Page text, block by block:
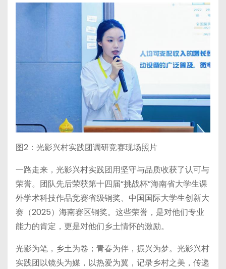
图2：光影兴村实践团调研竞赛现场照片
一路走来，光影兴村实践团用坚守与品质收获了认可与
荣誉。团队先后荣获第十四届“挑战杯”海南省大学生课
外学术科技作品竞赛省级铜奖、中国国际大学生创新大
赛（2025）海南赛区铜奖。这些荣誉，是对他们专业
能力的肯定，更是对他们乡土情怀的激励。
光影为笔，乡土为卷；青春为伴，振兴为梦。光影兴村
实践团以镜头为媒，以热爱为翼，记录乡村之美，传递